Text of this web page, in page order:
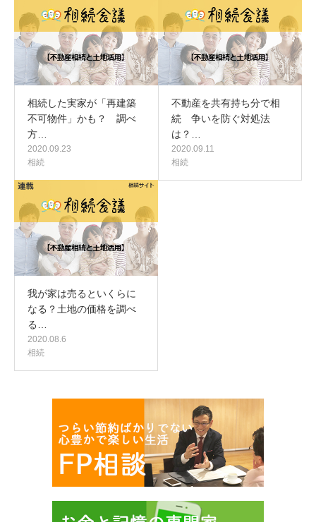
相続した実家が「再建築
不可物件」かも？ 調べ
方…
2020.09.23
相続
不動産を共有持ち分で相
続 争いを防ぐ対処法
は？…
2020.09.11
相続
我が家は売るといくらに
なる？土地の価格を調べ
る…
2020.08.6
相続